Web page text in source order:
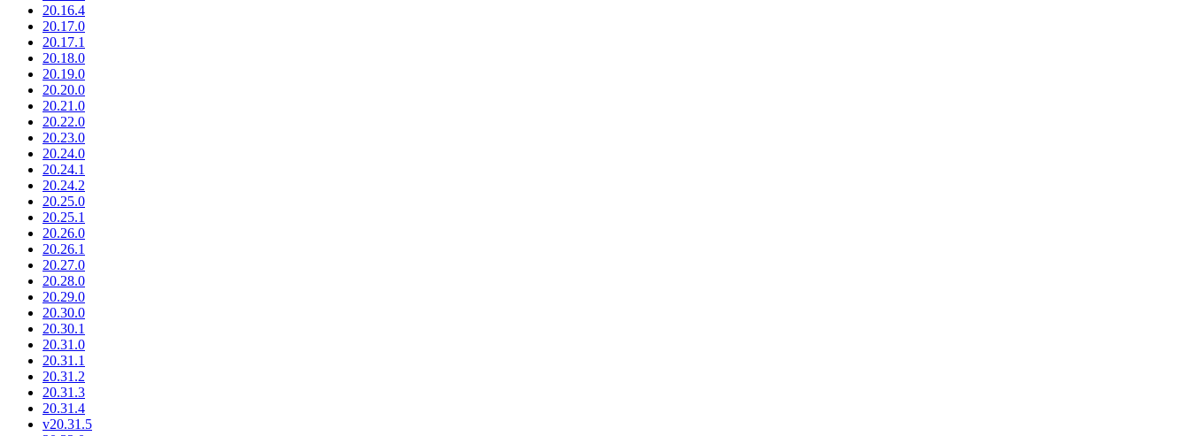
20.16.4
20.17.0
20.17.1
20.18.0
20.19.0
20.20.0
20.21.0
20.22.0
20.23.0
20.24.0
20.24.1
20.24.2
20.25.0
20.25.1
20.26.0
20.26.1
20.27.0
20.28.0
20.29.0
20.30.0
20.30.1
20.31.0
20.31.1
20.31.2
20.31.3
20.31.4
v20.31.5